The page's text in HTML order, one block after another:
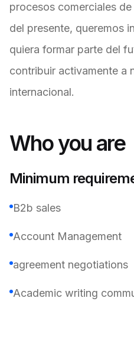
procesos comerciales
del presente, queremos
quiera formar parte del
contribuir activamente a
internacional.
Who you are
Minimum
B2b sales
Account Management
agreement negotiations
Academic writing